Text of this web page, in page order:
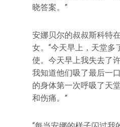
晓答案。”
安娜贝尔的叔叔斯科特
女。“今天早上，天堂多
使。今天早上我失去了
我知道他们吸了最后一
的身体第一次呼吸了天
和伤痛。”